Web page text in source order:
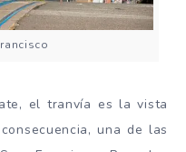
el tranvía es la vista
una de las